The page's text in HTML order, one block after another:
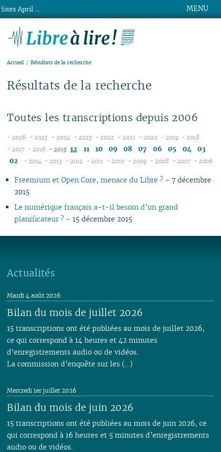
MENU
Accueil Résultats de la recherche
Résultats de la recherche
Toutes les transcriptions depuis 2006
- 2026
05
04
03
02
- 2025
09
07
06
01
- 2024
12
09
07
06
- 2023
12
09
07
06
- 2022
12
09
07
06
- 2021
12
09
07
- 2020
12
11
09
07
- 2019
12
09
- 2018
12
09
- 2017
10
09
08
07
02
- 2016
10
08
07
02
- 2015 12 11 10 09 08 07 06 05 04
03
02
- 2014
11
09
08
02
- 2013
10
08
04
- 2012
11
08
07
- 2011
11
09
08
- 2010
11
09
08
01
- 2009 - 2008
11
06
- 2007 - 2006
Freemium et Open Core, menace du Libre ? - 7 décembre
2015
Le numérique français a-t-il besoin d’un grand
planificateur ? - 15 décembre 2015
Actualités
Bilan du mois de juillet 2026
Mardi 4 août 2026
15 transcriptions ont été publiées au mois de juillet 2026,
ce qui correspond à 14 heures et 42 minutes
d’enregistrements audio ou de vidéos.
La commission d’enquête sur les (…)
Bilan du mois de juin 2026
Mercredi 1er juillet 2026
15 transcriptions ont été publiées au mois de juin 2026, ce
qui correspond à 16 heures et 5 minutes d’enregistrements
audio ou de vidéos.
Sites April ...